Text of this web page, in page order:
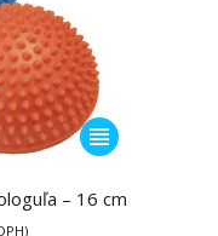
Tento
produkt
má
– 16 cm